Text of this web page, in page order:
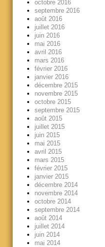
octobre 2016
septembre 2016
août 2016
juillet 2016
juin 2016
mai 2016
avril 2016
mars 2016
février 2016
janvier 2016
décembre 2015
novembre 2015
octobre 2015
septembre 2015
août 2015
juillet 2015
juin 2015
mai 2015
avril 2015
mars 2015
février 2015
janvier 2015
décembre 2014
novembre 2014
octobre 2014
septembre 2014
août 2014
juillet 2014
juin 2014
mai 2014